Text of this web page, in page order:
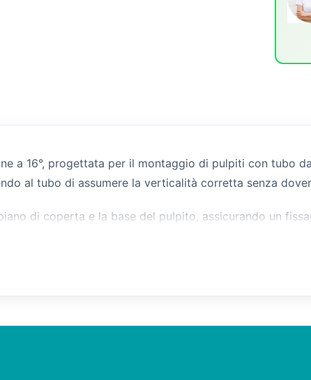
a 16°, progettata per il montaggio di pulpiti con tubo
al tubo di assumere la verticalità corretta senza
di coperta e la base del pulpito, assicurando un